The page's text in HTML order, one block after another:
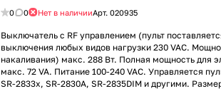
0 0 Нет в наличииАрт. 020935
Выключатель с RF управлением (пульт
выключения любых видов нагрузки 230 VAC.
накаливания) макс. 288 Вт. Полная мощность для
макс. 72 VA. Питание 100-240 VAC. Управляется
SR-2833x, SR-2830A, SR-2835DIM и другими.